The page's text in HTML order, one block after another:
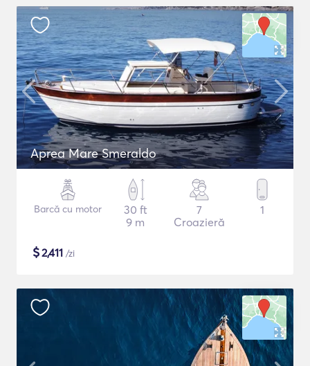
Aprea Mare Smeraldo
Barcă cu motor
30 ft
9 m
7
Croazieră
1
$2,411 /zi